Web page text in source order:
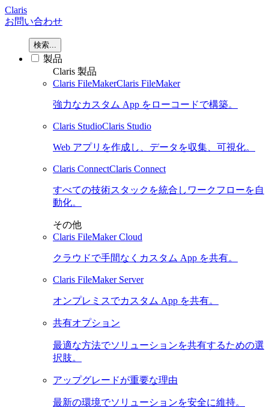
Claris
お問い合わせ
検索...
製品
Claris 製品
Claris FileMakerClaris FileMaker
強力なカスタム App をローコードで構築。
Claris StudioClaris Studio
Web アプリを作成し、データを収集、可視化。
Claris ConnectClaris Connect
すべての技術スタックを統合しワークフローを自
動化。
その他
Claris FileMaker Cloud
クラウドで手間なくカスタム App を共有。
Claris FileMaker Server
オンプレミスでカスタム App を共有。
共有オプション
最適な方法でソリューションを共有するための選
択肢。
アップグレードが重要な理由
最新の環境でソリューションを安全に維持。